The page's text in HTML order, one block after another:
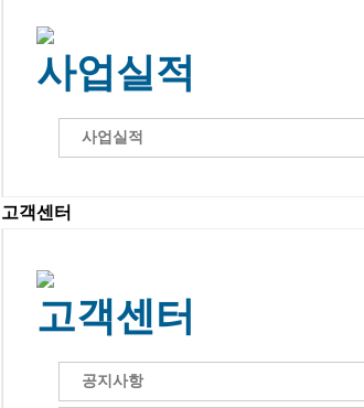
사업실적
사업실적
고객센터
고객센터
공지사항